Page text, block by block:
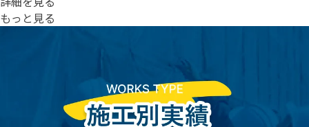
もっと見る